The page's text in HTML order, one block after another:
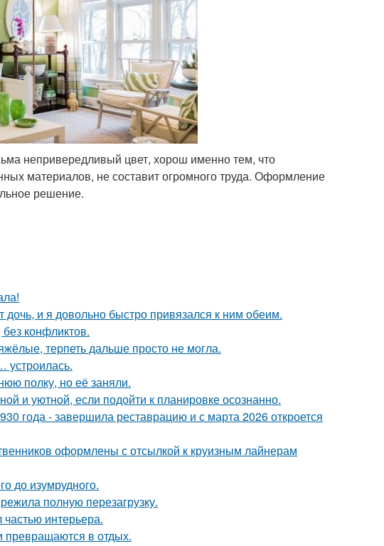
непривередливый цвет, хорош именно тем, что
материалов, не составит огромного труда. Оформление
решение.
и я довольно быстро привязался к ним обеим.
конфликтов.
терпеть дальше просто не могла.
устроилась.
полку, но её заняли.
и уютной, если подойти к планировке осознанно.
года - завершила реставрацию и с марта 2026 откроется
оформлены с отсылкой к круизным лайнерам
до изумрудного.
полную перезагрузку.
интерьера.
превращаются в отдых.